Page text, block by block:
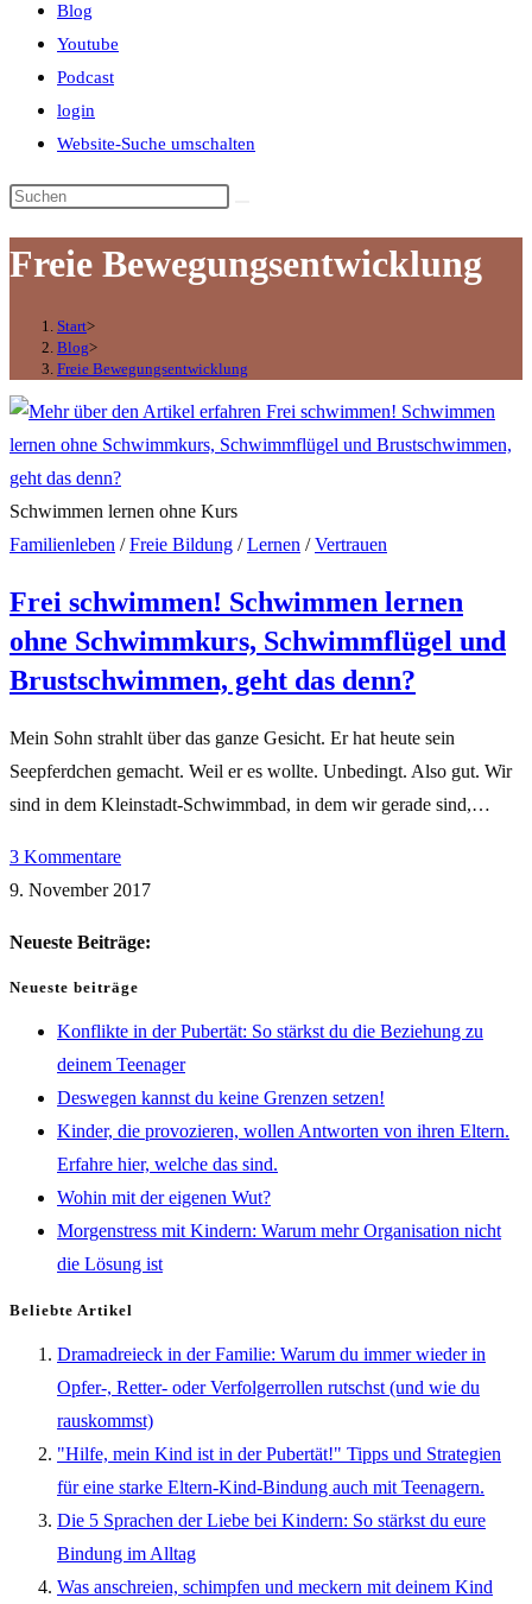
Blog
Youtube
Podcast
login
Website-Suche umschalten
Freie Bewegungsentwicklung
Start>
Blog>
Freie Bewegungsentwicklung
Schwimmen lernen ohne Kurs
Familienleben /Freie Bildung /Lernen /Vertrauen
Frei schwimmen! Schwimmen lernen
ohne Schwimmkurs, Schwimmflügel und
Brustschwimmen, geht das denn?
Mein Sohn strahlt über das ganze Gesicht. Er hat heute sein
Seepferdchen gemacht. Weil er es wollte. Unbedingt. Also gut. Wir
sind in dem Kleinstadt-Schwimmbad, in dem wir gerade sind,…
3 Kommentare
9. November 2017
Neueste Beiträge:
Neueste beiträge
Konflikte in der Pubertät: So stärkst du die Beziehung zu
deinem Teenager
Deswegen kannst du keine Grenzen setzen!
Kinder, die provozieren, wollen Antworten von ihren Eltern.
Erfahre hier, welche das sind.
Wohin mit der eigenen Wut?
Morgenstress mit Kindern: Warum mehr Organisation nicht
die Lösung ist
Beliebte Artikel
Dramadreieck in der Familie: Warum du immer wieder in
Opfer-, Retter- oder Verfolgerrollen rutschst (und wie du
rauskommst)
"Hilfe, mein Kind ist in der Pubertät!" Tipps und Strategien
für eine starke Eltern-Kind-Bindung auch mit Teenagern.
Die 5 Sprachen der Liebe bei Kindern: So stärkst du eure
Bindung im Alltag
Was anschreien, schimpfen und meckern mit deinem Kind